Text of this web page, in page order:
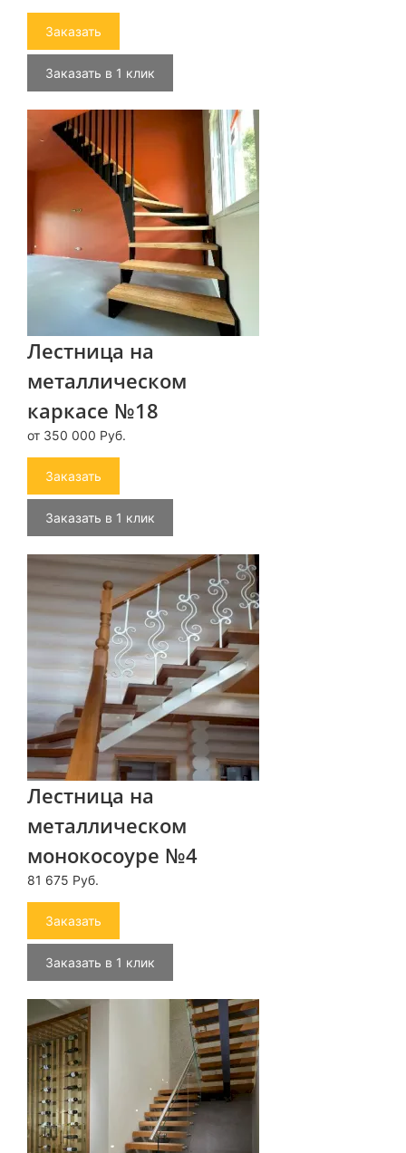
Заказать
Заказать в 1 клик
Лестница на
металлическом
каркасе №18
от 350 000 Руб.
Заказать
Заказать в 1 клик
Лестница на
металлическом
монокосоуре №4
81 675 Руб.
Заказать
Заказать в 1 клик